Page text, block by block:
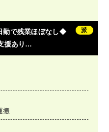
勤で残業ほぼなし◆
援あり…
派
搬